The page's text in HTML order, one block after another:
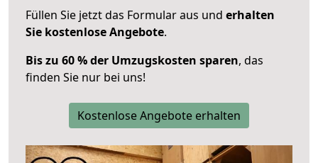
Füllen Sie jetzt das Formular aus und erhalten
Sie kostenlose Angebote.
Bis zu 60 % der Umzugskosten sparen, das
finden Sie nur bei uns!
Kostenlose Angebote erhalten